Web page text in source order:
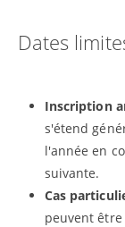
Dates
Inscription
s'étend
l'année en
suivante.
Cas
peuvent